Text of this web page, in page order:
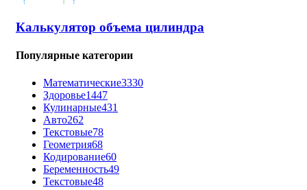
Калькулятор объема цилиндра
Популярные категории
Математические3330
Здоровье1447
Кулинарные431
Авто262
Текстовые78
Геометрия68
Кодирование60
Беременность49
Текстовые48